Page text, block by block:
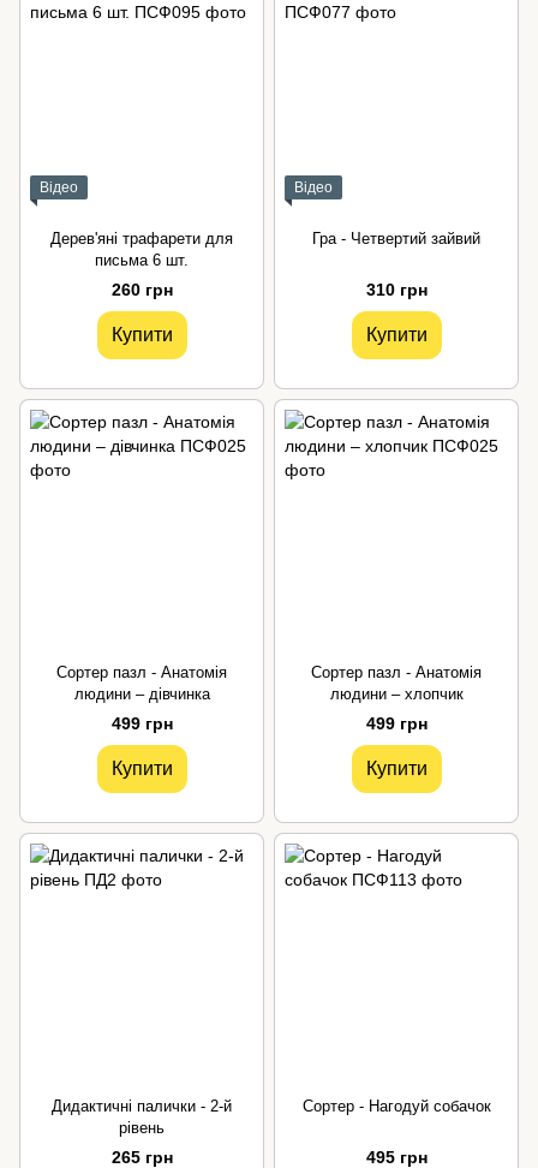
Відео
Дерев'яні трафарети для
письма 6 шт.
260 грн
Купити
Відео
Гра - Четвертий зайвий
310 грн
Купити
Сортер пазл - Анатомія
людини – дівчинка
499 грн
Купити
Сортер пазл - Анатомія
людини – хлопчик
499 грн
Купити
Дидактичні палички - 2-й
рівень
265 грн
Сортер - Нагодуй собачок
495 грн